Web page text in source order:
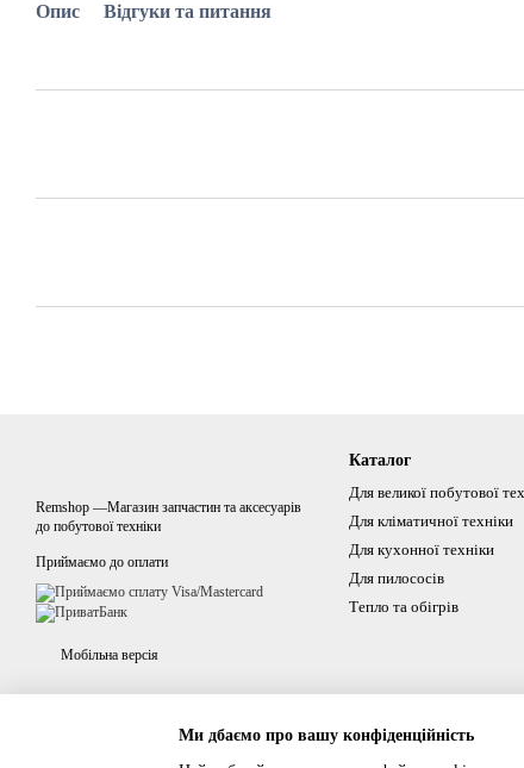
Опис Відгуки та питання
Remshop —Магазин запчастин та аксесуарів
до побутової техніки
Приймаємо до оплати
Мобільна версія
Каталог
Для великої побутової
Для кліматичної техніки
Для кухонної техніки
Для пилососів
Тепло та обігрів
Ми дбаємо про вашу конфіденційність